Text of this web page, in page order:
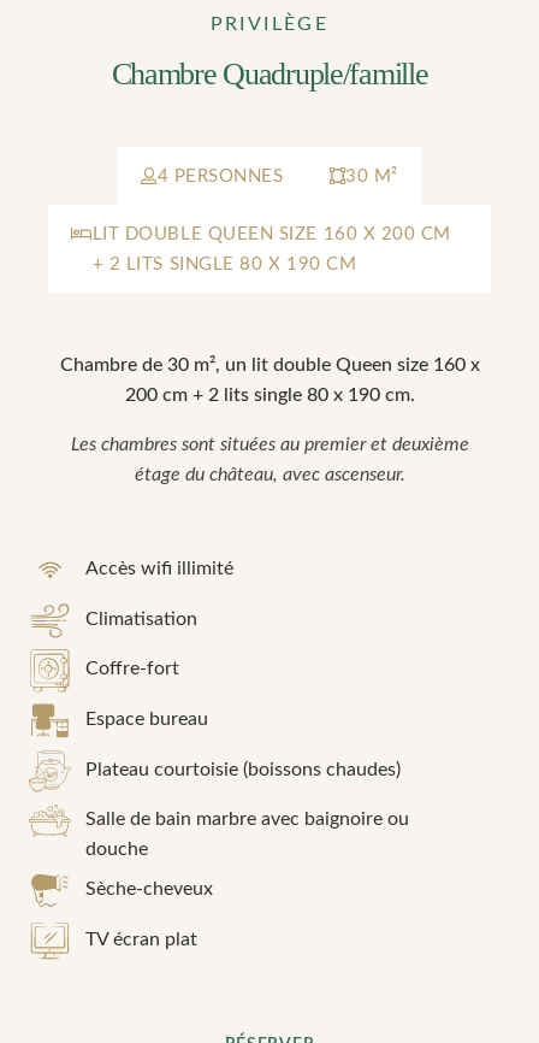
Chambre Quadruple/famille
PRIVILÈGE
4 PERSONNES 30 M²
LIT DOUBLE QUEEN SIZE 160 X 200 CM
+ 2 LITS SINGLE 80 X 190 CM
Chambre de 30 m², un lit double Queen size 160 x
200 cm + 2 lits single 80 x 190 cm.
Les chambres sont situées au premier et deuxième
étage du château, avec ascenseur.
Accès wifi illimité
Climatisation
Coffre-fort
Espace bureau
Plateau courtoisie (boissons chaudes)
Salle de bain marbre avec baignoire ou
douche
Sèche-cheveux
TV écran plat
Nom*
Prénom
Mobile *:
*
*